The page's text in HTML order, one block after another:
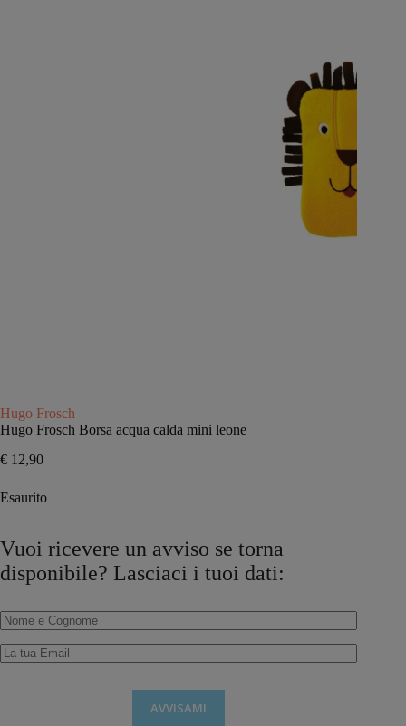
Hugo Frosch
Hugo Frosch Borsa acqua calda mini leone
€ 12,90
Esaurito
Vuoi ricevere un avviso se torna
disponibile? Lasciaci i tuoi dati:
AVVISAMI